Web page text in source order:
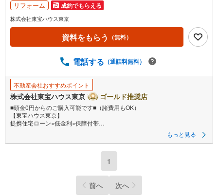
リフォーム 成約でもらえる
株式会社東宝ハウス東京
資料をもらう （無料）
電話する （通話料無料）
不動産会社おすすめポイント
株式会社東宝ハウス東京 ゴールド推奨店
■頭金0円からのご購入可能です■（諸費用もOK）
【東宝ハウス東京】
提携住宅ローン×低金利×保障付帯
【Yahoo！ 不動産キャンペーン対象店舗】
当店で物件を成約するとPayPayボーナスライトがもらえる
「Yahoo！ 不動産 物件ご成約キャンペーン」の対象になります。
「資料をもらう」「見学予約をする」ボタンからお問い合わせください。
※必ずYahoo！ JAPAN IDでログインしてください。
※PayPayボーナスライトは出金と譲渡はできません。
もっと見る
1
前へ 次へ